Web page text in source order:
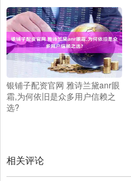
银铺子配资官网 雅诗兰黛anr眼
霜,为何依旧是众多用户信赖之
选?
相关评论